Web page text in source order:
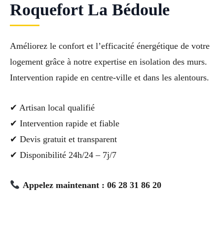
Roquefort La Bédoule
Améliorez le confort et l’efficacité énergétique de votre
logement grâce à notre expertise en isolation des murs.
Intervention rapide en centre-ville et dans les alentours.
✔ Artisan local qualifié
✔ Intervention rapide et fiable
✔ Devis gratuit et transparent
✔ Disponibilité 24h/24 – 7j/7
Appelez maintenant : 06 28 31 86 20